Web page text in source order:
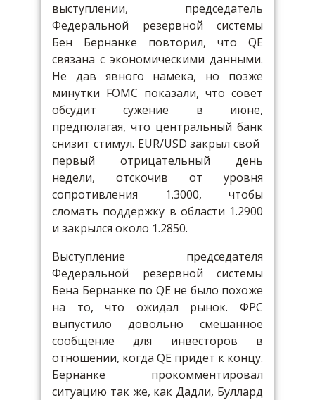
выступлении, председатель
Федеральной резервной системы
Бен Бернанке повторил, что QE
связана с экономическими данными.
Не дав явного намека, но позже
минутки FOMC показали, что совет
обсудит сужение в июне,
предполагая, что центральный банк
снизит стимул. EUR/USD закрыл свой ​​
первый отрицательный день
недели, отскочив от уровня
сопротивления 1.3000, чтобы
сломать поддержку в области 1.2900
и закрылся около 1.2850.
Выступление председателя
Федеральной резервной системы
Бена Бернанке по QE не было похоже
на то, что ожидал рынок. ФРС
выпустило довольно смешанное
сообщение для инвесторов в
отношении, когда QE придет к концу.
Бернанке прокомментировал
ситуацию так же, как Дадли, Буллард